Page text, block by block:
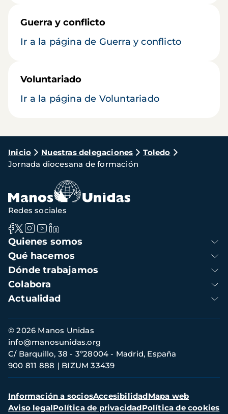
Guerra y conflicto
Ir a la página de Guerra y conflicto
Voluntariado
Ir a la página de Voluntariado
Ruta
de
navegación
Inicio Nuestras delegaciones
Toledo
Jornada diocesana de formación
Navegación
principal
Quienes somos
Qué hacemos
Dónde trabajamos
Colabora
Actualidad
Redes sociales
Información
de
contacto
© 2026 Manos Unidas
C/ Barquillo, 38 - 3º28004 - Madrid, España
900 811 888
BIZUM 33439
info@manosunidas.org
Menú
secundario
Información a sociosAccesibilidadMapa web
Aviso legalPolítica de privacidadPolítica de cookies